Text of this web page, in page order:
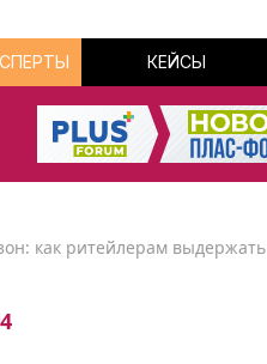
КЕЙСЫ
как ритейлерам